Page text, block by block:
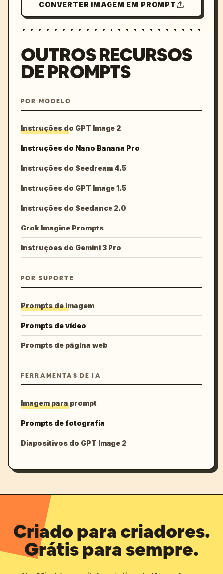
CONVERTER IMAGEM EM PROMPT
OUTROS RECURSOS
DE PROMPTS
POR MODELO
Instruções do GPT Image 2
Instruções do Nano Banana Pro
Instruções do Seedream 4.5
Instruções do GPT Image 1.5
Instruções do Seedance 2.0
Grok Imagine Prompts
Instruções do Gemini 3 Pro
POR SUPORTE
Prompts de imagem
Prompts de vídeo
Prompts de página web
FERRAMENTAS DE IA
Imagem para prompt
Prompts de fotografia
Diapositivos do GPT Image 2
Criado para criadores.
Grátis para sempre.